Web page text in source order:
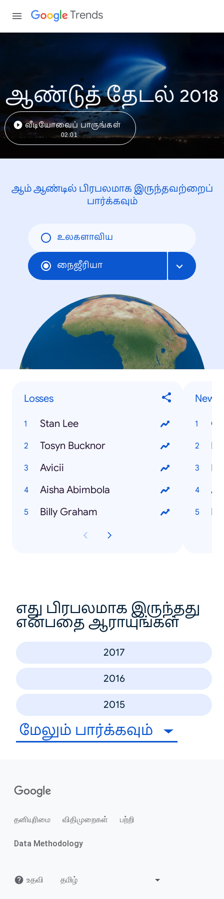
Trends
ஆண்டுத் தேடல் 2018
வீடியோவைப் பாருங்கள்
02:01
ஆம் ஆண்டில் பிரபலமாக இருந்தவற்றைப்
பார்க்கவும்
உலகளாவிய
நைஜீரியா
Losses
Stan Lee
Tosyn Bucknor
Avicii
Aisha Abimbola
Billy Graham
News
எது பிரபலமாக இருந்தது
என்பதை ஆராயுங்கள்
2017
2016
2015
மேலும் பார்க்கவும்
தனியுரிமை விதிமுறைகள் பற்றி
Data Methodology
உதவி